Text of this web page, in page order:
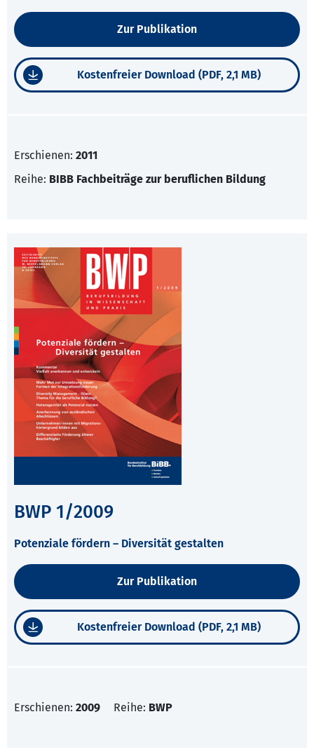
Zur Publikation
Kostenfreier Download (PDF, 2,1 MB)
Erschienen: 2011
Reihe: BIBB Fachbeiträge zur beruflichen Bildung
BWP 1/2009
Potenziale fördern – Diversität gestalten
Zur Publikation
Kostenfreier Download (PDF, 2,1 MB)
Erschienen: 2009 Reihe: BWP